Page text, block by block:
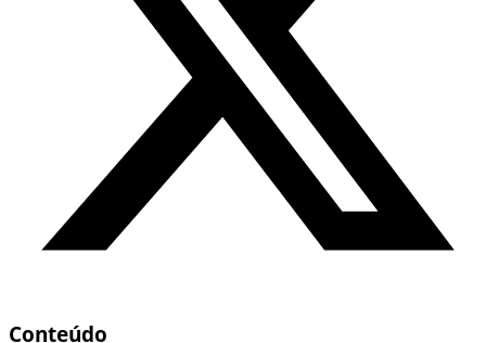
Conteúdo